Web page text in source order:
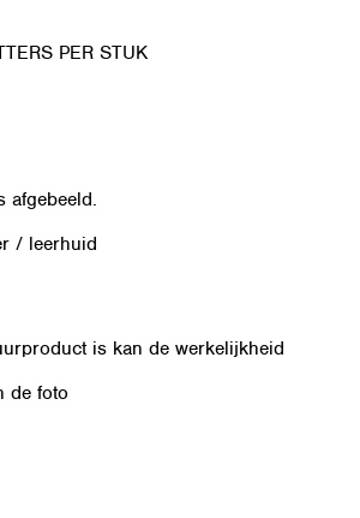
PER STUK
afgebeeld.
/ leerhuid
is kan de werkelijkheid
de foto